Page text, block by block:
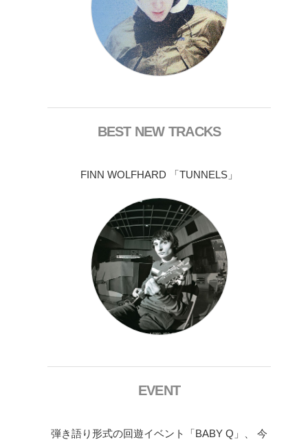
BEST NEW TRACKS
FINN WOLFHARD 「TUNNELS」
EVENT
弾き語り形式の回遊イベント「BABY Q」、 今